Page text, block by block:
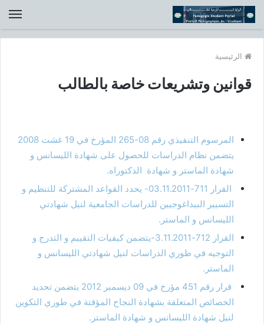
الرئيسية
قوانين وتشريعات خاصة بالطالب
المرسوم التنفيذي رقم 08-265 المؤرخ في 19 غشت 2008
يتضمن نظام الدراسات للحصول على شهادة الليسانس و
شهادة الماستر و شهادة الدكتوراه.
القرار 711-03.11.2011- يحدد القواعد المشتركة للتنظيم و
التسيير البيداغوجيين للدراسات الجامعية لنيل شهادتي
الليسانس و الماستر.
القرار 712-3.11.2011-يتضمن كيفيات التقييم و التدرج و
التوجيه في طوري الدراسات لنيل شهادتي الليسانس و
الماستر.
قرار رقم 451 مؤرخ في 09 ديسمبر 2012 يتضمن تحديد
الخصائص المتعلقة بشهادة النجاح المؤقتة في طوري التكوين
لنيل شهادة الليسانس و شهادة الماستر.